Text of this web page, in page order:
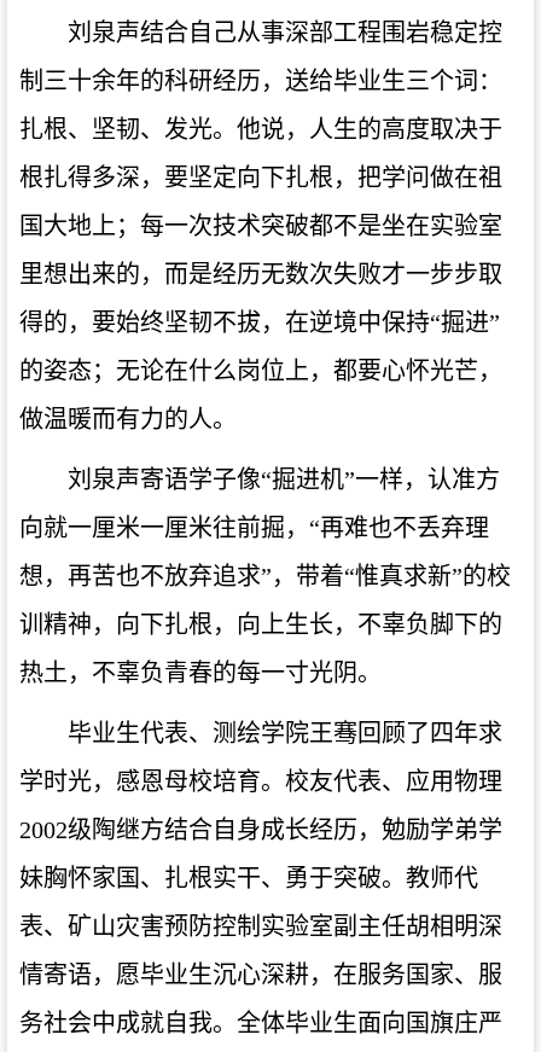
刘泉声结合自己从事深部工程围岩稳定控
制三十余年的科研经历，送给毕业生三个词：
扎根、坚韧、发光。他说，人生的高度取决于
根扎得多深，要坚定向下扎根，把学问做在祖
国大地上；每一次技术突破都不是坐在实验室
里想出来的，而是经历无数次失败才一步步取
得的，要始终坚韧不拔，在逆境中保持“掘进”
的姿态；无论在什么岗位上，都要心怀光芒，
做温暖而有力的人。
刘泉声寄语学子像“掘进机”一样，认准方
向就一厘米一厘米往前掘，“再难也不丢弃理
想，再苦也不放弃追求”，带着“惟真求新”的校
训精神，向下扎根，向上生长， 不辜负脚下的
热土，不辜负青春的每一寸光阴。
毕业生代表、测绘学院王骞回顾了四年求
学时光，感恩母校培育。校友代表、应用物理
2002级陶继方结合自身成长经历，勉励学弟学
妹胸怀家国、扎根实干、勇于突破。教师代
表、矿山灾害预防控制实验室副主任胡相明深
情寄语，愿毕业生沉心深耕，在服务国家、服
务社会中成就自我。全体毕业生面向国旗庄严